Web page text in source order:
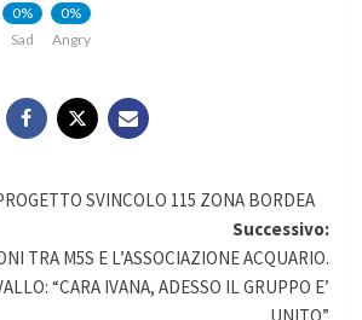
0%
Sad
0%
Angry
SVINCOLO 115 ZONA BORDEA
Successivo:
TRA M5S E L’ASSOCIAZIONE ACQUARIO.
“CARA IVANA, ADESSO IL GRUPPO E’